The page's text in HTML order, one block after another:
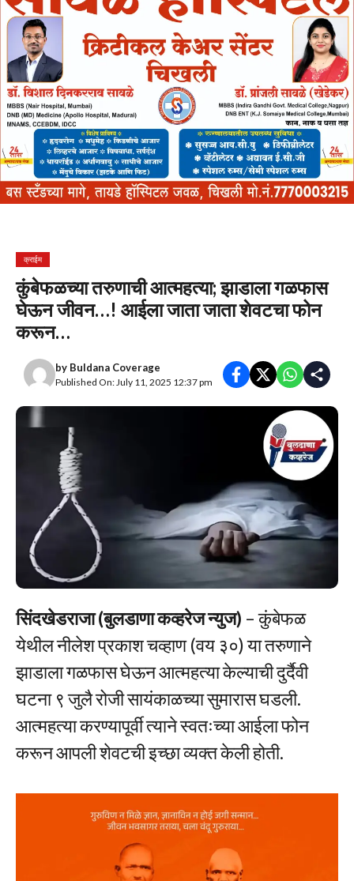
क्राईम
कुंबेफळच्या तरुणाची आत्महत्या; झाडाला गळफास
घेऊन जीवन…! आईला जाता जाता शेवटचा फोन
करून…
by Buldana Coverage
Published On: July 11, 2025 12:37 pm
सिंदखेडराजा (बुलडाणा कव्हरेज न्युज) – कुंबेफळ
येथील नीलेश प्रकाश चव्हाण (वय ३०) या तरुणाने
झाडाला गळफास घेऊन आत्महत्या केल्याची दुर्दैवी
घटना ९ जुलै रोजी सायंकाळच्या सुमारास घडली.
आत्महत्या करण्यापूर्वी त्याने स्वतःच्या आईला फोन
करून आपली शेवटची इच्छा व्यक्त केली होती.